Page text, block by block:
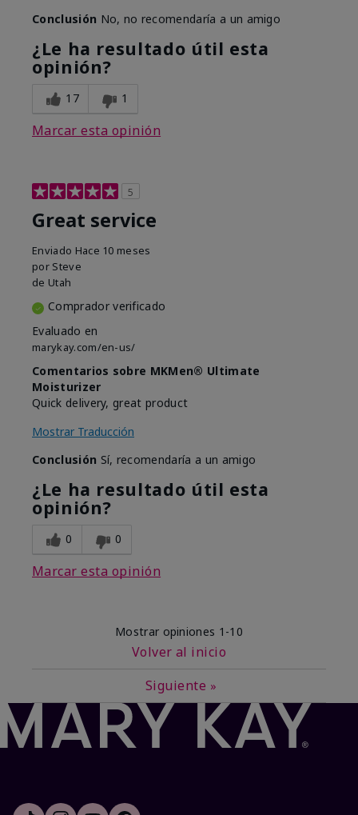
Conclusión No, no recomendaría a un amigo
¿Le ha resultado útil esta
opinión?
17 1
Marcar esta opinión
5
Great service
Enviado Hace 10 meses
por Steve
de Utah
Comprador verificado
Evaluado en
marykay.com/en-us/
Comentarios sobre MKMen® Ultimate
Moisturizer
Quick delivery, great product
Mostrar Traducción
Conclusión Sí, recomendaría a un amigo
¿Le ha resultado útil esta
opinión?
0 0
Marcar esta opinión
Mostrar opiniones 1-10
Volver al inicio
Siguiente »